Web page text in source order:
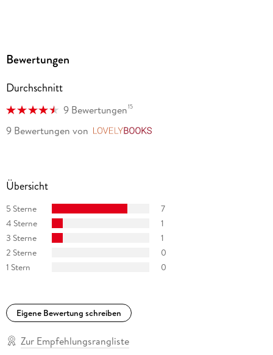
Bewertungen
Durchschnitt
9 Bewertungen15
9 Bewertungen von
Übersicht
5 Sterne
7
4 Sterne
1
3 Sterne
1
2 Sterne
0
1 Stern
0
Eigene Bewertung schreiben
Zur Empfehlungsrangliste